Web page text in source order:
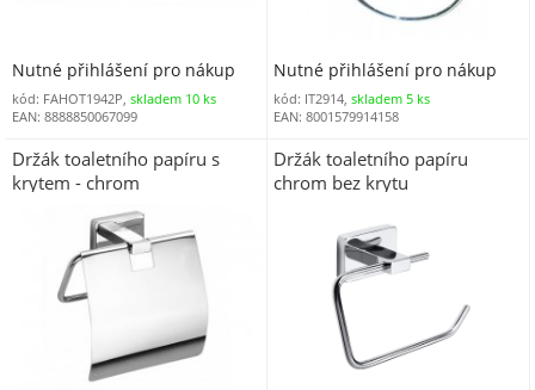
Nutné přihlášení pro nákup
kód: FAHOT1942P, skladem 10 ks
EAN: 8888850067099
Nutné přihlášení pro nákup
kód: IT2914,skladem 5 ks
EAN: 8001579914158
Držák toaletního papíru s
krytem - chrom
Držák toaletního papíru
chrom bez krytu